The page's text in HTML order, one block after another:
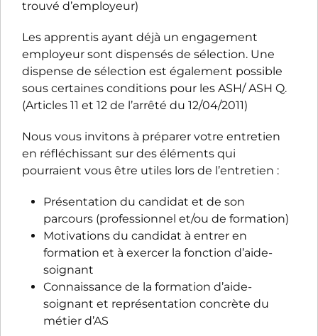
trouvé d’employeur)
Les apprentis ayant déjà un engagement
employeur sont dispensés de sélection. Une
dispense de sélection est également possible
sous certaines conditions pour les ASH/ ASH Q.
(Articles 11 et 12 de l’arrêté du 12/04/2011)
Nous vous invitons à préparer votre entretien
en réfléchissant sur des éléments qui
pourraient vous être utiles lors de l’entretien :
Présentation du candidat et de son
parcours (professionnel et/ou de formation)
Motivations du candidat à entrer en
formation et à exercer la fonction d’aide-
soignant
Connaissance de la formation d’aide-
soignant et représentation concrète du
métier d’AS